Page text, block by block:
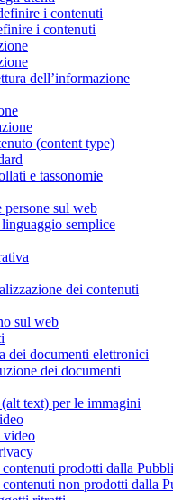
i contenuti
i contenuti
dell’informazione
(content type)
e tassonomie
sul web
semplice
dei contenuti
sul web
dei documenti elettronici
dei documenti
text) per le immagini
video
prodotti dalla
non prodotti dalla